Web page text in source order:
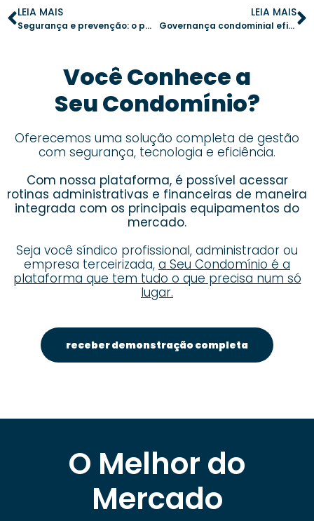
LEIA MAIS
Segurança e prevenção: o papel da tecnologia anti-incêndio nos condomínios
LEIA MAIS
Governança condominial eficiente para grandes condomínios
Você Conhece a
Seu Condomínio?
Oferecemos uma solução completa de gestão
com segurança, tecnologia e eficiência.
Com nossa plataforma, é possível acessar
rotinas administrativas e financeiras de maneira
integrada com os principais equipamentos do
mercado.
Seja você síndico profissional, administrador ou
empresa terceirizada, a Seu Condomínio é a
plataforma que tem tudo o que precisa num só
lugar.
receber demonstração completa
O Melhor do
Mercado